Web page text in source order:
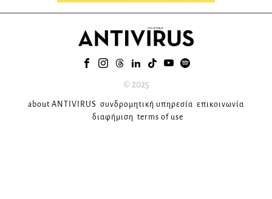
© 2025
about ANTIVIRUS συνδρομητική υπηρεσία επικοινωνία
διαφήμιση terms of use